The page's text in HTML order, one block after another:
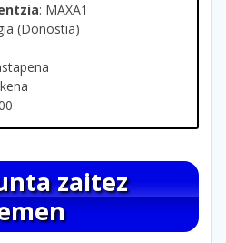
: MAXA1
(Donostia)
zaitez